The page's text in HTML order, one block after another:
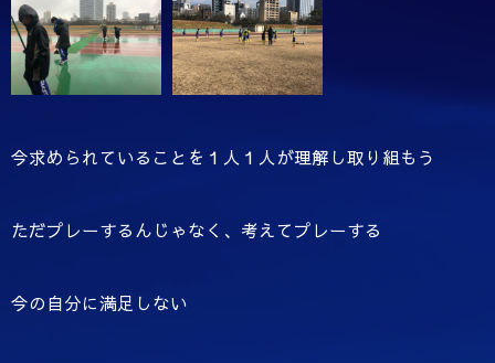
今求められていることを１人１人が理解し取り組もう
ただプレーするんじゃなく、考えてプレーする
今の自分に満足しない